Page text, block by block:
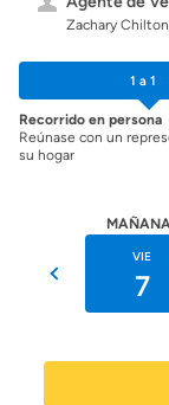
Zachary Chilton
1 a 1
Recorrido en persona
Reúnase con un
su hogar
VIE
7